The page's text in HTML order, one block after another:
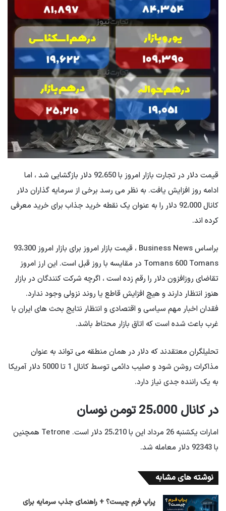
قیمت دلار در تجارت بازار امروز با 92،650 دلار بازگشایی شد ، اما
ادامه روز افزایش یافت. به نظر می رسد برخی از سرمایه گذاران دلار
کانال 92،000 دلار را به عنوان یک نقطه خرید جذاب برای خرید معرفی
کرده اند.
براساس Business News ، قیمت بازار امروز برای بازار امروز 93،300
Tomans 600 Tomans در مقایسه با روز قبل است. این ارز امروز
تقاضای روزافزون دلار را رقم زده است ، اگرچه شرکت کنندگان در بازار
هنوز انتظار دارند و هیچ افزایش قاطع یا روند نزولی وجود ندارد.
فقدان اخبار مهم سیاسی و اقتصادی و انتظار نتایج بحث های ایران با
غرب باعث شده است که اتاق بازار محتاط باشد.
تحلیلگران معتقدند که دلار در همان منطقه می تواند به عنوان
مذاکرات روشن شود و صلیب دائمی توسط کانال 1 تا 5000 دلار آمریکا
به یک راننده جدی نیاز دارد.
در کانال 25،000 تومن نوسان
امارات یکشنبه 26 مرداد این با 25،210 دلار است. Tetrone همچنین
با 92343 دلار معامله شد.
نوشته های مشابه
پراپ فرم چیست؟ + راهنمای جذب سرمایه برای